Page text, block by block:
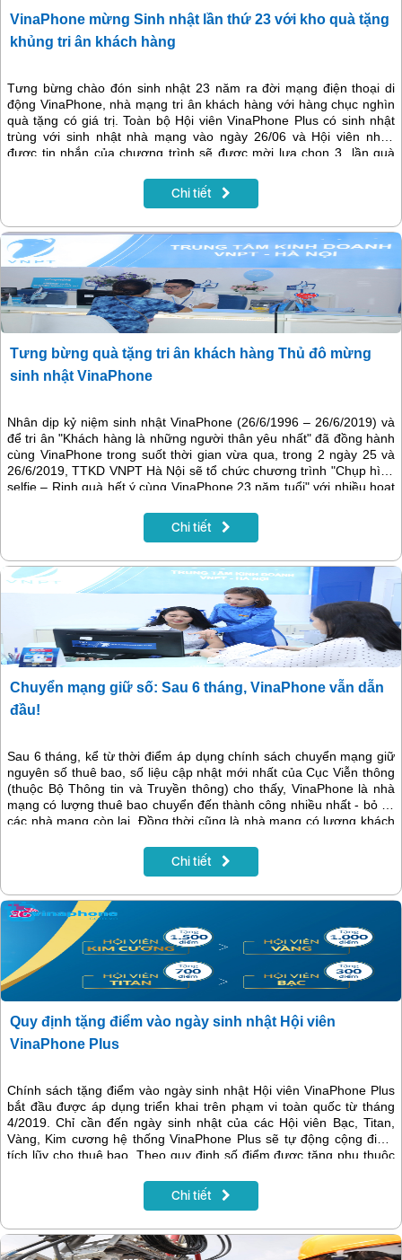
VinaPhone mừng Sinh nhật lần thứ 23 với kho quà tặng
khủng tri ân khách hàng
Tưng bừng chào đón sinh nhật 23 năm ra đời mạng điện thoại di
động VinaPhone, nhà mạng tri ân khách hàng với hàng chục nghìn
quà tặng có giá trị. Toàn bộ Hội viên VinaPhone Plus có sinh nhật
trùng với sinh nhật nhà mạng vào ngày 26/06 và Hội viên nhận
được tin nhắn của chương trình sẽ được mời lựa chọn 3 lần quà
Data/SMS hay phút gọi nội/ngoại mạng trên Cổng quà tặng Online
(mục Quà tặng). Chương trình sẽ diễn ra từ 20/6 đến 30/6/2019.
Chi tiết
Tưng bừng quà tặng tri ân khách hàng Thủ đô mừng
sinh nhật VinaPhone
Nhân dịp kỷ niệm sinh nhật VinaPhone (26/6/1996 – 26/6/2019) và
để tri ân "Khách hàng là những người thân yêu nhất" đã đồng hành
cùng VinaPhone trong suốt thời gian vừa qua, trong 2 ngày 25 và
26/6/2019, TTKD VNPT Hà Nội sẽ tổ chức chương trình "Chụp hình
selfie – Rinh quà hết ý cùng VinaPhone 23 năm tuổi" với nhiều hoạt
VNPT trên địa bàn Hà Nội.
Chi tiết
Chuyển mạng giữ số: Sau 6 tháng, VinaPhone vẫn dẫn
đầu!
Sau 6 tháng, kể từ thời điểm áp dụng chính sách chuyển mạng giữ
nguyên số thuê bao, số liệu cập nhật mới nhất của Cục Viễn thông
(thuộc Bộ Thông tin và Truyền thông) cho thấy, VinaPhone là nhà
mạng có lượng thuê bao chuyển đến thành công nhiều nhất - bỏ xa
các nhà mạng còn lại. Đồng thời cũng là nhà mạng có lượng khách
do VinaPhone giữ được các "chỉ số đẹp" này, dù chưa phải là nhà
Chi tiết
Quy định tặng điểm vào ngày sinh nhật Hội viên
VinaPhone Plus
Chính sách tặng điểm vào ngày sinh nhật Hội viên VinaPhone Plus
bắt đầu được áp dụng triển khai trên phạm vi toàn quốc từ tháng
4/2019. Chỉ cần đến ngày sinh nhật của các Hội viên Bạc, Titan,
Vàng, Kim cương hệ thống VinaPhone Plus sẽ tự động cộng điểm
tích lũy cho thuê bao. Theo quy định số điểm được tặng phụ thuộc
Chi tiết